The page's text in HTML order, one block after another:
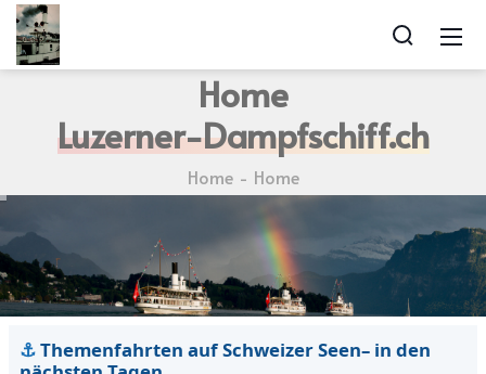
Home
Luzerner-Dampfschiff.ch
Home Home